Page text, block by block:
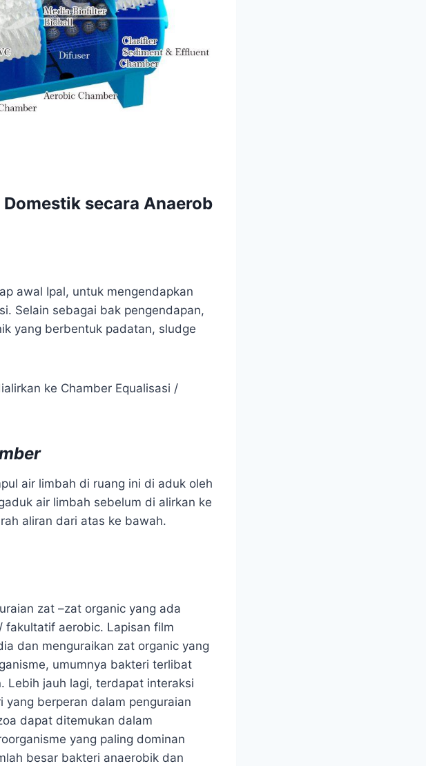
Domestik secara Anaerob
awal Ipal, untuk mengendapkan
Selain sebagai bak pengendapan,
yang berbentuk padatan, sludge
ke Chamber Equalisasi /
air limbah di ruang ini di aduk oleh
air limbah sebelum di alirkan ke
aliran dari atas ke bawah.
zat –zat organic yang ada
fakultatif aerobic. Lapisan film
dan menguraikan zat organic yang
umumnya bakteri terlibat
Lebih jauh lagi, terdapat interaksi
berperan dalam penguraian
dapat ditemukan dalam
yang paling dominan
besar bakteri anaerobik dan